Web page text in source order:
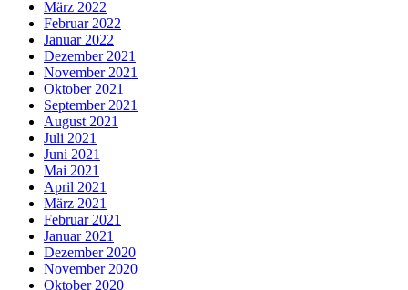
März 2022
Februar 2022
Januar 2022
Dezember 2021
November 2021
Oktober 2021
September 2021
August 2021
Juli 2021
Juni 2021
Mai 2021
April 2021
März 2021
Februar 2021
Januar 2021
Dezember 2020
November 2020
Oktober 2020